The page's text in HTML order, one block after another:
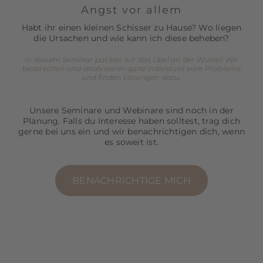
Angst vor allem
Habt ihr einen kleinen Schisser zu Hause? Wo liegen
die Ursachen und wie kann ich diese beheben?
In diesem Seminar packen wir das Übel an der Wurzel. Wir
besprechen und analysieren ganz individuell eure Probleme
und finden Lösungen dazu.
Unsere Seminare und Webinare sind noch in der
Planung. Falls du Interesse haben solltest, trag dich
gerne bei uns ein und wir benachrichtigen dich, wenn
es soweit ist.
BENACHRICHTIGE MICH